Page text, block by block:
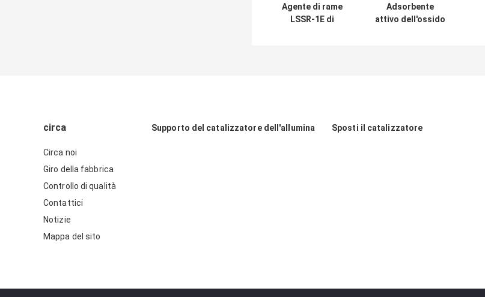
Agente di rame
LSSR-1E di
Adsorbente
attivo dell'ossido
circa
Circa noi
Giro della fabbrica
Controllo di qualità
Contattici
Notizie
Mappa del sito
Supporto del catalizzatore dell'allumina Sposti il catalizzatore